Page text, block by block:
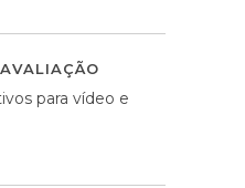
AVALIAÇÃO
para vídeo e